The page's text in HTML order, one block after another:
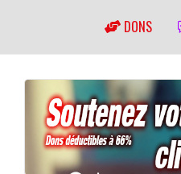
DONS